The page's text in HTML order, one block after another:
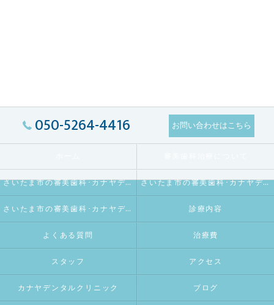
050-5264-4416 お問い合わせはこちら
さいたま市の審美歯科･カナヤデンタルクリニックの口コミ情報 さいたま市の審美歯科･カナヤデンタルクリニックの評判
さいたま市の審美歯科･カナヤデンタルクリニックのお客様の声 診療内容
よくある質問 治療費
スタッフ アクセス
カナヤデンタルクリニック ブログ